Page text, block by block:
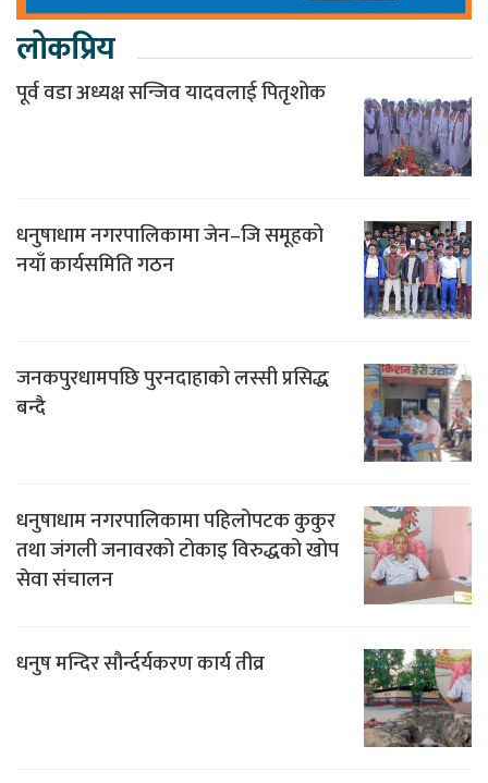
लोकप्रिय
पूर्व वडा अध्यक्ष सन्जिव यादवलाई पितृशोक
धनुषाधाम नगरपालिकामा जेन–जि समूहको
नयाँ कार्यसमिति गठन
जनकपुरधामपछि पुरनदाहाको लस्सी प्रसिद्ध
बन्दै
धनुषाधाम नगरपालिकामा पहिलोपटक कुकुर
तथा जंगली जनावरको टोकाइ विरुद्धको खोप
सेवा संचालन
धनुष मन्दिर सौर्न्दर्यकरण कार्य तीव्र